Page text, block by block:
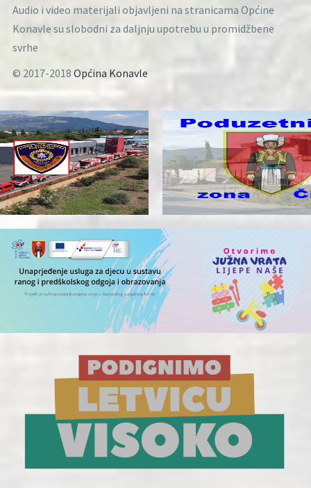
Audio i video materijali objavljeni na stranicama Općine
Konavle su slobodni za daljnju upotrebu u promidžbene
svrhe
© 2017-2018 Općina Konavle